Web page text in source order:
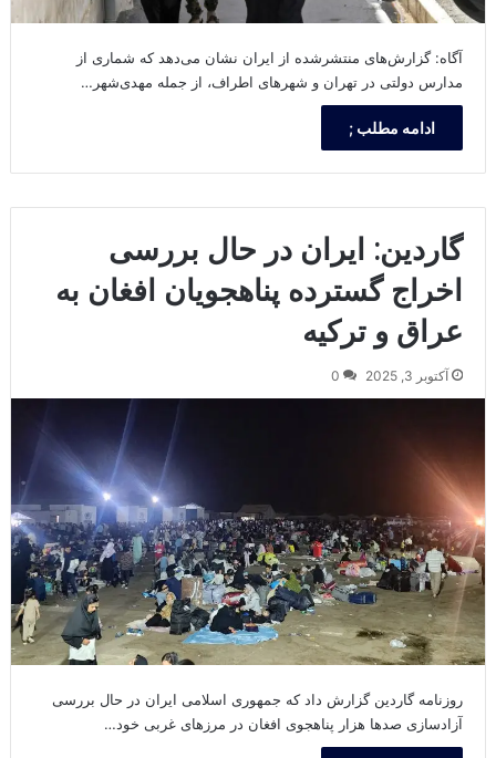
آگاه: گزارش‌های منتشرشده از ایران نشان می‌دهد که شماری از
مدارس دولتی در تهران و شهرهای اطراف، از جمله مهدی‌شهر…
ادامه مطلب ;
گاردین: ایران در حال بررسی
اخراج گسترده پناهجویان افغان به
عراق و ترکیه
آکتوبر 3, 2025 0
روزنامه گاردین گزارش داد که جمهوری اسلامی ایران در حال بررسی
آزادسازی صدها هزار پناهجوی افغان در مرزهای غربی خود…